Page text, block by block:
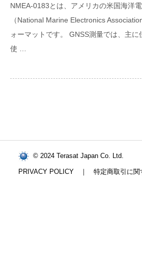
NMEA-0183とは、アメリカの米国海洋
（National Marine Electronics
ォーマットです。 GNSS測量では、主
使 …
© 2024 Terasat Japan Co. Ltd.
PRIVACY POLICY ｜ 特定商取引に関